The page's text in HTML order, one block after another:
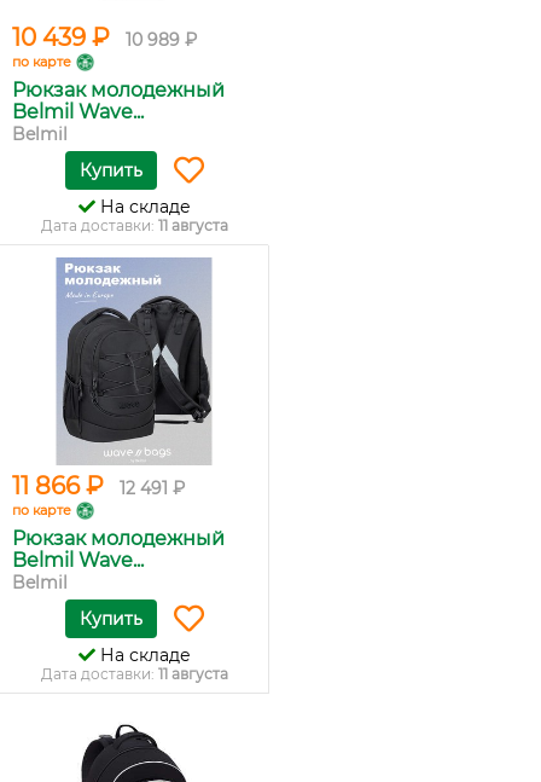
10 439 ₽ 10 989 ₽
по карте
Рюкзак молодежный
Belmil Wave...
Belmil
Купить
На складе
Дата доставки: 11 августа
11 866 ₽ 12 491 ₽
по карте
Рюкзак молодежный
Belmil Wave...
Belmil
Купить
На складе
Дата доставки: 11 августа